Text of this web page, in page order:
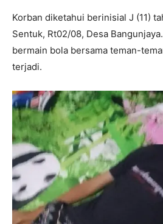
Korban diketahui berinisial J (11)
Sentuk, Rt02/08, Desa
bermain bola bersama teman-
terjadi.